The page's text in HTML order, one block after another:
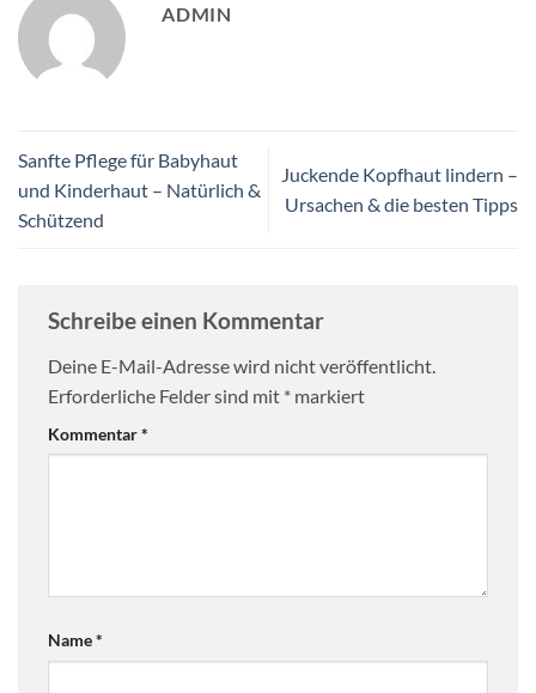
ADMIN
Sanfte Pflege für Babyhaut
und Kinderhaut – Natürlich &
Schützend
Juckende Kopfhaut lindern –
Ursachen & die besten Tipps
Schreibe einen Kommentar
Deine E-Mail-Adresse wird nicht veröffentlicht.
Erforderliche Felder sind mit * markiert
Kommentar*
Name*